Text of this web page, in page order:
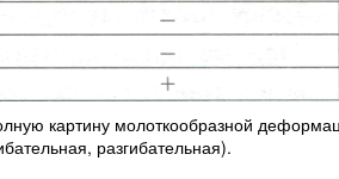
картину молоткообразной
разгибательная).